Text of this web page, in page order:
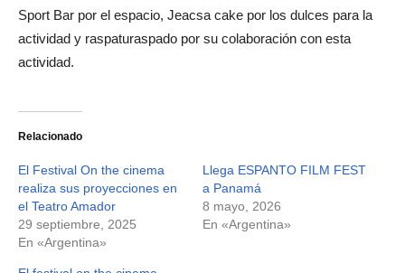
Sport Bar por el espacio, Jeacsa cake por los dulces para la
actividad y raspaturaspado por su colaboración con esta
actividad.
Relacionado
El Festival On the cinema
realiza sus proyecciones en
el Teatro Amador
29 septiembre, 2025
En «Argentina»
Llega ESPANTO FILM FEST
a Panamá
8 mayo, 2026
En «Argentina»